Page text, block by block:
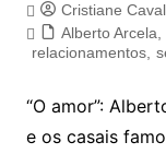
Cristiane
Alberto Arcela
relacionamentos,
“O amor”:
e os casais